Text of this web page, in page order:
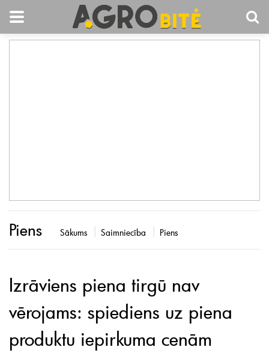
Piens Sākums Saimniecība Piens
Izrāviens piena tirgū nav
vērojams: spiediens uz piena
produktu iepirkuma cenām